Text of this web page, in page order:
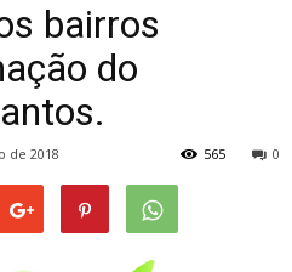
bairros
do
de 2018 0
565